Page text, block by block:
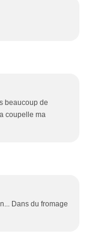
beaucoup de
coupelle ma
Dans du fromage